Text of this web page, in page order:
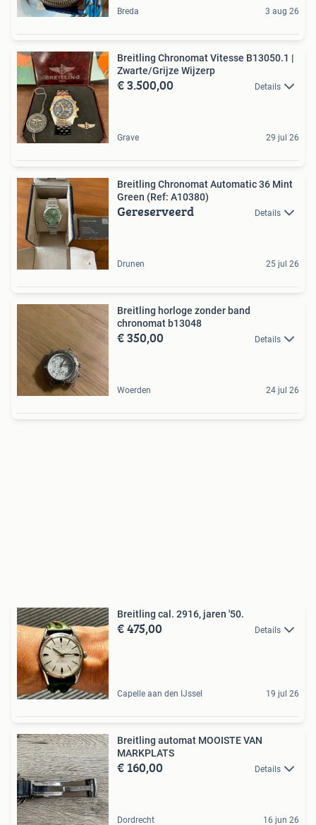
Breda 3 aug 26
Breitling Chronomat Vitesse B13050.1 |
Zwarte/Grijze Wijzerp
€ 3.500,00 Details
Grave 29 jul 26
Breitling Chronomat Automatic 36 Mint
Green (Ref: A10380)
Gereserveerd Details
Drunen 25 jul 26
Breitling horloge zonder band
chronomat b13048
€ 350,00 Details
Woerden 24 jul 26
Breitling cal. 2916, jaren '50.
€ 475,00 Details
Capelle aan den IJssel 19 jul 26
Breitling automat MOOISTE VAN
MARKPLATS
€ 160,00 Details
Dordrecht 16 jun 26